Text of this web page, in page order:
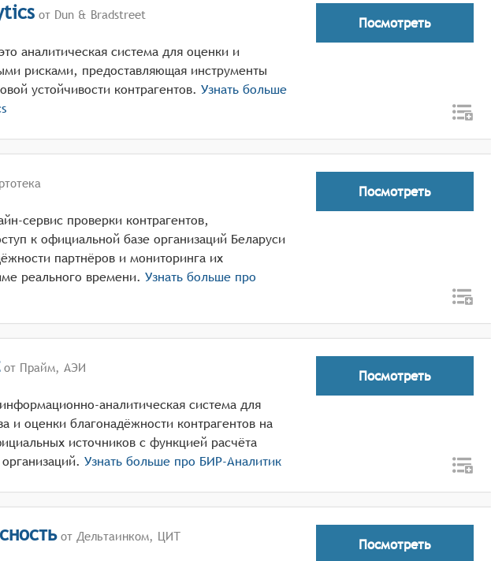
от Dun & Bradstreet
аналитическая система для оценки и
рисками, предоставляющая инструменты
устойчивости контрагентов. Узнать больше
Посмотреть
сервис проверки контрагентов,
к официальной базе организаций Беларуси
партнёров и мониторинга их
реального времени. Узнать больше про
Посмотреть
от Прайм, АЭИ
аналитическая система для
и оценки благонадёжности контрагентов на
источников с функцией расчёта
Узнать больше про БИР-Аналитик
Посмотреть
от Дельтаинком, ЦИТ Посмотреть